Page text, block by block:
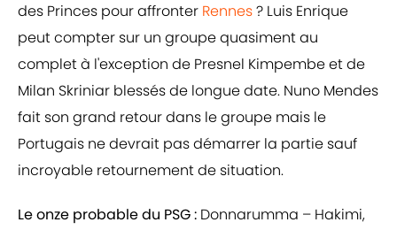
des Princes pour affronter Rennes? Luis Enrique
peut compter sur un groupe quasiment au
complet à l'exception de Presnel Kimpembe et de
Milan Skriniar blessés de longue date. Nuno Mendes
fait son grand retour dans le groupe mais le
Portugais ne devrait pas démarrer la partie sauf
incroyable retournement de situation.
Le onze probable du PSG : Donnarumma – Hakimi,